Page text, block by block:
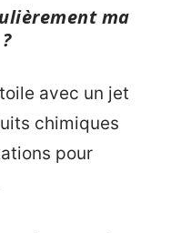
ma
avec un jet
chimiques
pour